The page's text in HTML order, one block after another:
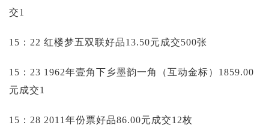
交1
15：22 红楼梦五双联好品13.50元成交500张
15：23 1962年壹角下乡墨韵一角（互动金标）1859.00
元成交1
15：28 2011年份票好品86.00元成交12枚